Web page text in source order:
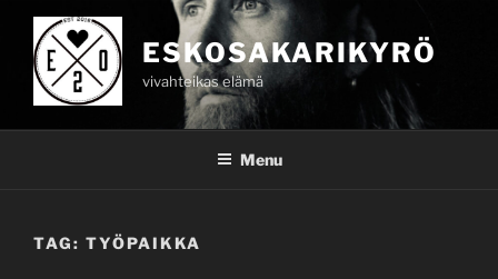
content
ESKOSAKARIKYRÖ
vivahteikas elämä
Menu
TAG: TYÖPAIKKA